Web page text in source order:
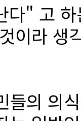
" 고 하
이라 생
들의 의